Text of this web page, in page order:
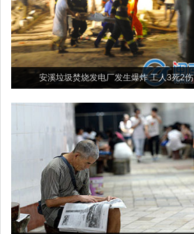
安溪垃圾焚烧发电厂发生爆炸 工人3死2伤